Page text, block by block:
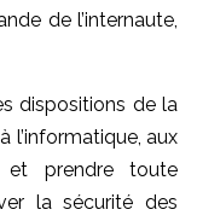
de l’internaute,
dispositions de la
l’informatique, aux
et prendre toute
la sécurité des